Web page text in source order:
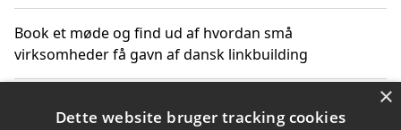
Book et møde og find ud af hvordan små
virksomheder få gavn af dansk linkbuilding
får du indgår et samarbejde
×
Dette website bruger tracking cookies